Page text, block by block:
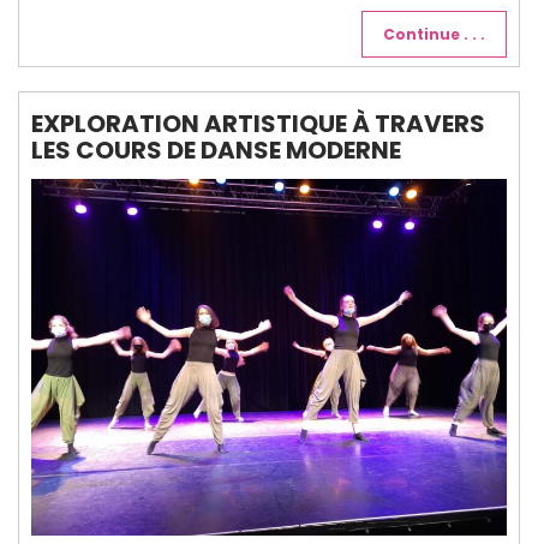
Continue . . .
EXPLORATION ARTISTIQUE À TRAVERS
LES COURS DE DANSE MODERNE